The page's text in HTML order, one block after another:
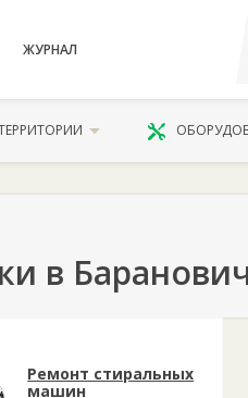
ЖУРНАЛ
в
Ремонт стиральных
машин